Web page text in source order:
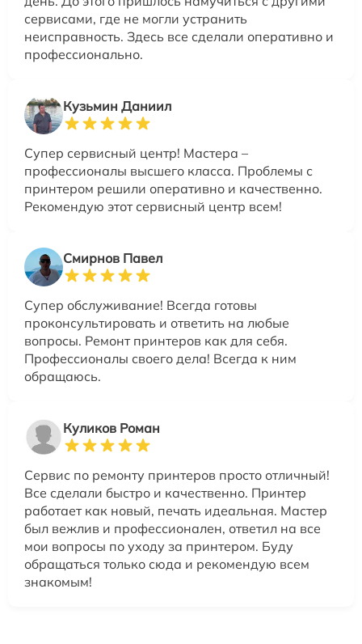
сервисами, где не могли устранить
неисправность. Здесь все сделали оперативно и
профессионально.
Кузьмин Даниил
Супер сервисный центр! Мастера –
профессионалы высшего класса. Проблемы с
принтером решили оперативно и качественно.
Рекомендую этот сервисный центр всем!
Смирнов Павел
Супер обслуживание! Всегда готовы
проконсультировать и ответить на любые
вопросы. Ремонт принтеров как для себя.
Профессионалы своего дела! Всегда к ним
обращаюсь.
Куликов Роман
Сервис по ремонту принтеров просто отличный!
Все сделали быстро и качественно. Принтер
работает как новый, печать идеальная. Мастер
был вежлив и профессионален, ответил на все
мои вопросы по уходу за принтером. Буду
обращаться только сюда и рекомендую всем
знакомым!